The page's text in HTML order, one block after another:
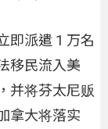
即派遣 1 万名
移民流入美
并将芬太尼贩
拿大将落实